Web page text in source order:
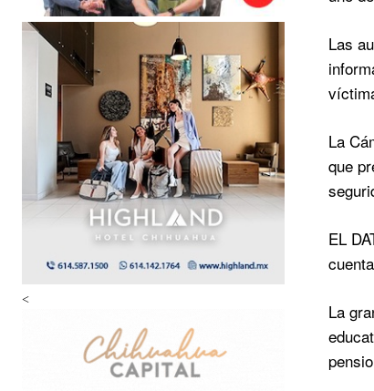
<
Las
La
que
EL
La